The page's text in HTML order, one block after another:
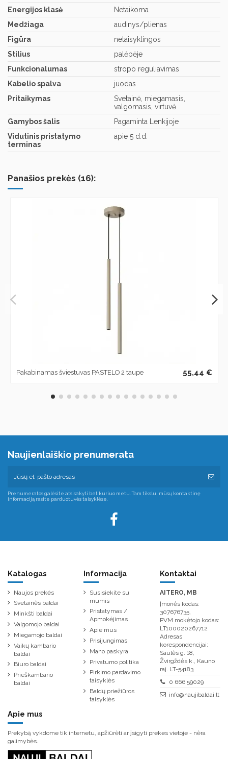
Energijos klasė
Netaikoma
Medžiaga
audinys/plienas
Figūra
netaisyklingos
Stilius
palėpėje
Funkcionalumas
stropo reguliavimas
Kabelio spalva
juodas
Pritaikymas
Svetainė, miegamasis,
valgomasis, virtuvė
Gamybos šalis
Pagaminta Lenkijoje
Vidutinis pristatymo
terminas
apie 5 d.d.
Panašios prekės (16):
Pakabinamas šviestuvas PASTELO 2 taupe 55,44 €
Naujienlaiškio prenumerata
Prenumeratos galėsite atsisakyti bet kuriuo metu. Tam tikslui mūsų kontaktinę
informaciją rasite parduotuvės taisyklėse.
Katalogas
Naujos prekės
Svetainės baldai
Minkšti baldai
Valgomojo baldai
Miegamojo baldai
Vaikų kambario
baldai
Biuro baldai
Prieškambario
baldai
Informacija
Susisiekite su
mumis
Pristatymas /
Apmokėjimas
Apie mus
Prisijungimas
Mano paskyra
Privatumo politika
Pirkimo pardavimo
taisyklės
Baldų priežiūros
taisyklės
Kontaktai
AITERO, MB
Įmonės kodas:
307676735,
PVM mokėtojo kodas:
LT100020267712
Adresas
korespondencijai:
Saulės g. 18,
Žvirgždės k., Kauno
raj. LT-54183
0 666 59029
info@naujibaldai.lt
Apie mus
Prekybą vykdome tik internetu, apžiūrėti ar įsigyti prekes vietoje - nėra
galimybės.